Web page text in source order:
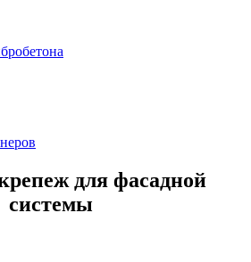
для фасадной
системы